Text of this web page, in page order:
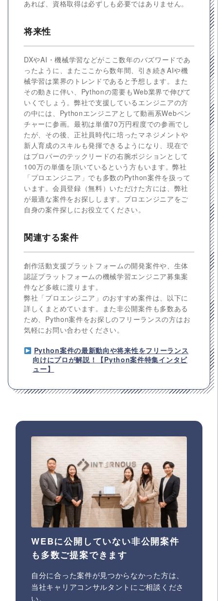
あれば、資格取得は必ずしも必要ではありません。
将来性
DXやAI・機械学習などがここ数年のバズワードであ
ったように、またここから数年間、引き続きAIや機
械学習は業界のトレンドであると予想します。また
その動きに伴い、Pythonの需要もWeb業界で伸びて
いくでしょう。弊社で支援しているエンジニアの方
の中には、Pythonエンジニアとして動画系Webベン
チャーに参画。最初は単価70万円程度での参画でし
たが、その後、正社員時代に培ったマネジメントや
新人育成のスキルも発揮できるようになり、現在で
はプロパーのテックリードの右腕ポジションとして
100万の単価を頂いているという方もいます。弊社
「プロエンジニア」でも多数のPython案件を扱って
います。会員登録（無料）いただけた方には、弊社
が最適な案件をお探しします。プロエンジニアをご
自身の案件探しにお役立てください。
関連する案件
創作活動支援プラットフォームの開発案件や、生体
認証プラットフォームの機械学習エンジニア募集案
件など多岐に渡ります。
弊社「プロエンジニア」のおすすめ案件は、以下に
詳しくまとめています。また非公開案件も多数ある
ため、Python案件をお探しのフリーランスの方はお
気軽にお問い合わせください。
Python案件の最新動向や将来性をフリーランス
向けにプロが解説！【Python案件特集インタビ
ュー】
WEBに公開していない非公開案件
も多数ご提案できます
自分に合った案件が見つからなかった方は、
当社キャリアコンサルタントにご相談くださ
い。